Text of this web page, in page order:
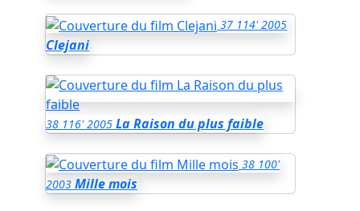
37 114' 2005
Clejani
38 116' 2005 La Raison du plus faible
38 100'
2003 Mille mois